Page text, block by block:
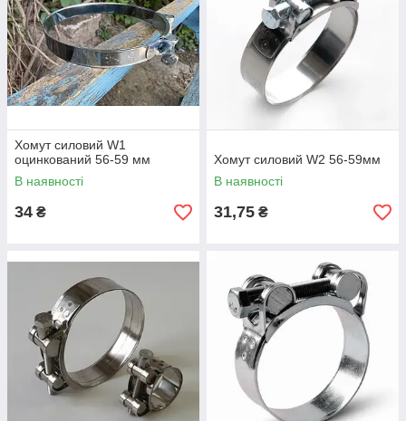
Хомут силовий W1
оцинкований 56-59 мм
В наявності
34 ₴
Хомут силовий W2 56-59мм
В наявності
31,75 ₴